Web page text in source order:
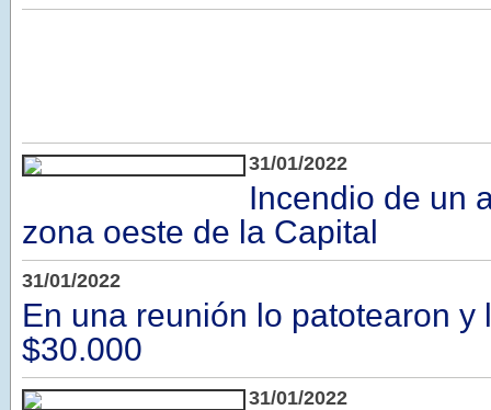
31/01/2022
Incendio de un
zona oeste de la Capital
31/01/2022
En una reunión lo patotearon y
$30.000
31/01/2022